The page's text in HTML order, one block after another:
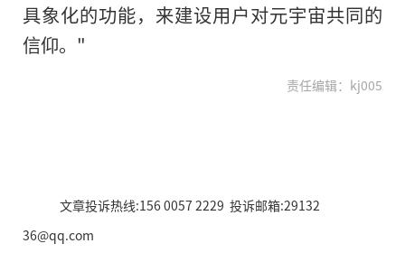
具象化的功能，来建设用户对元宇宙共同的
信仰。"
责任编辑：kj005
文章投诉热线:156 0057 2229 投诉邮箱:29132
36@qq.com